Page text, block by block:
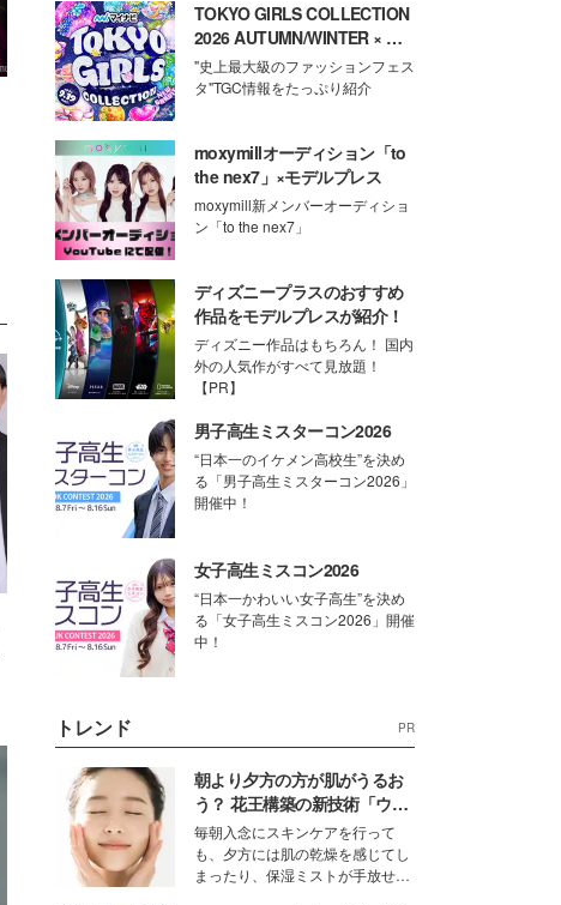
TOKYO GIRLS COLLECTION
2026 AUTUMN/WINTER × モ
デルプレス
"史上最大級のファッションフェス
タ"TGC情報をたっぷり紹介
moxymillオーディション「to
the nex7」×モデルプレス
moxymill新メンバーオーディショ
ン「to the nex7」
ディズニープラスのおすすめ
作品をモデルプレスが紹介！
ディズニー作品はもちろん！ 国内
外の人気作がすべて見放題！
【PR】
男子高生ミスターコン2026
“日本一のイケメン高校生”を決め
る「男子高生ミスターコン2026」
開催中！
女子高生ミスコン2026
“日本一かわいい女子高生”を決め
る「女子高生ミスコン2026」開催
中！
トレンド PR
朝より夕方の方が肌がうるお
う？ 花王構築の新技術「ウォ
ーターキャプチャリングスキ
ン（捕水肌）」がスキンケア
の常識を変える予感
毎朝入念にスキンケアを行って
も、夕方には肌の乾燥を感じてし
まったり、保湿ミストが手放せな